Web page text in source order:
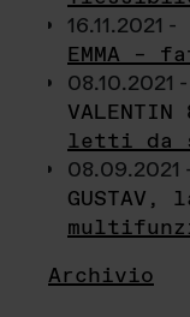
16.11.2021 -
EMMA
08.10.2021 -
letti da
08.09.2021
GUSTAV,
Archivio